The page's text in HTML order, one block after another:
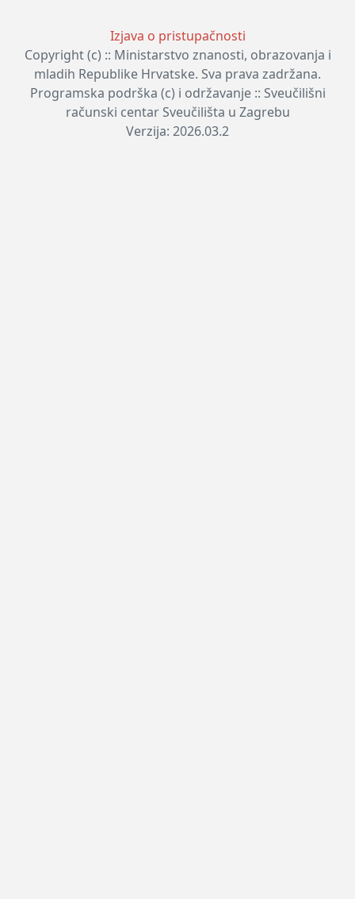
Izjava o pristupačnosti
Copyright (c) :: Ministarstvo znanosti, obrazovanja i
mladih Republike Hrvatske. Sva prava zadržana.
Programska podrška (c) i održavanje :: Sveučilišni
računski centar Sveučilišta u Zagrebu
Verzija: 2026.03.2